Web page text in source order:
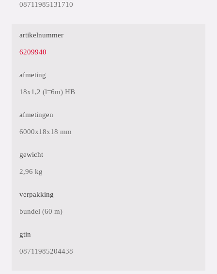
08711985131710
artikelnummer
6209940
afmeting
18x1,2 (l=6m) HB
afmetingen
6000x18x18 mm
gewicht
2,96 kg
verpakking
bundel (60 m)
gtin
08711985204438